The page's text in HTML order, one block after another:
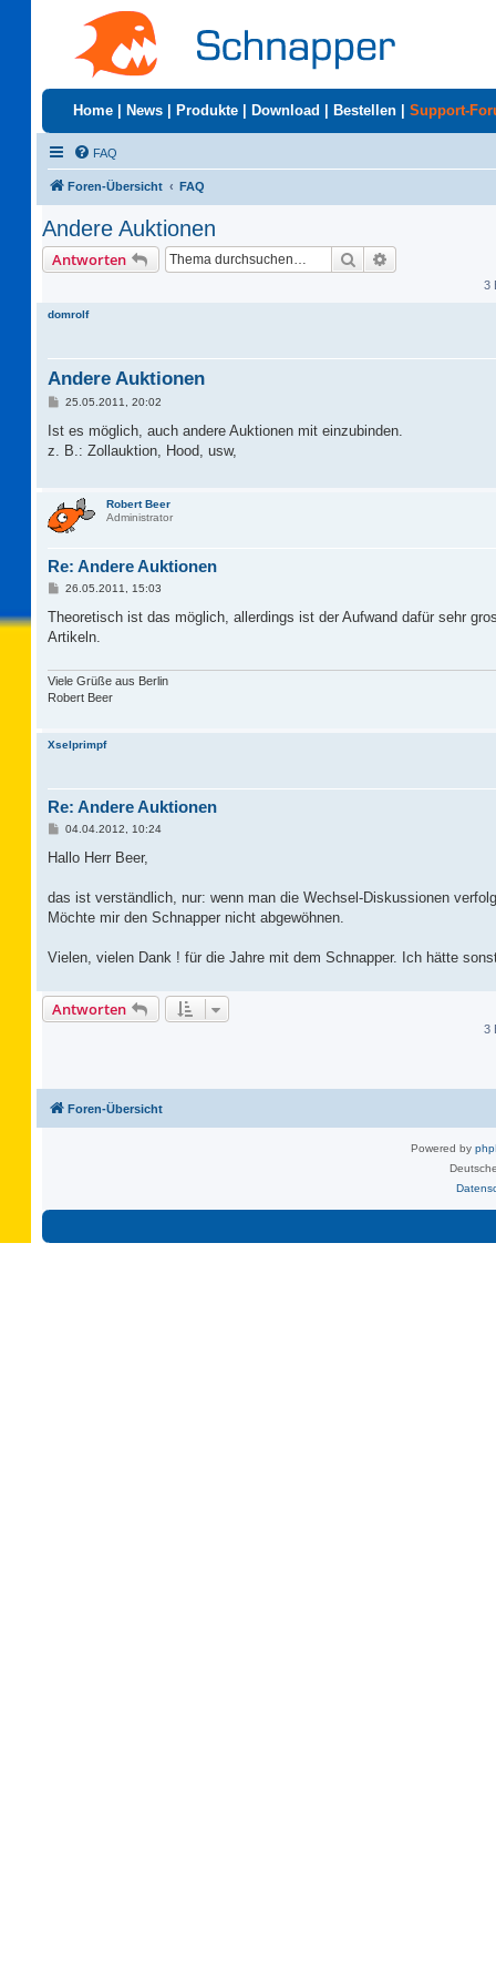
Home News Produkte Download Bestellen Support-
FAQ
Foren-Übersicht FAQ
Andere Auktionen
Antworten Suche
3
domrolf
Andere Auktionen
B
i
25.05.2011, 20:02
Ist es möglich, auch andere Auktionen mit einzubinden.
z. B.: Zollauktion, Hood, usw,
Robert Beer
Administrator
Re: Andere Auktionen
B
i
r
26.05.2011, 15:03
Theoretisch ist das möglich, allerdings ist der Aufwand dafür sehr
Artikeln.
Viele Grüße aus Berlin
Robert Beer
Xselprimpf
Re: Andere Auktionen
B
i
a
04.04.2012, 10:24
Hallo Herr Beer,
das ist verständlich, nur: wenn man die Wechsel-Diskussionen
Möchte mir den Schnapper nicht abgewöhnen.
Vielen, vielen Dank ! für die Jahre mit dem Schnapper. Ich hätte
Antworten
3
Foren-Übersicht
Powered by